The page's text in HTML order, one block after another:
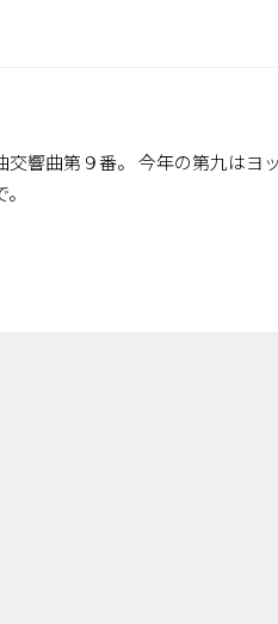
交響曲第９番。 今年の第九はヨ
書士 佐